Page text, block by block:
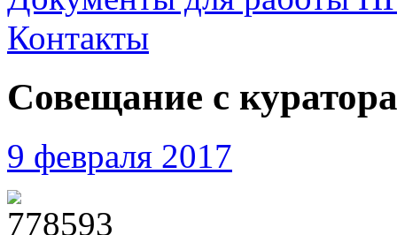
Контакты
Совещание с
9 февраля 2017